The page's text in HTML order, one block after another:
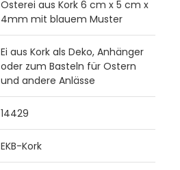
Osterei aus Kork 6 cm x 5 cm x
4mm mit blauem Muster
Ei aus Kork als Deko, Anhänger
oder zum Basteln für Ostern
und andere Anlässe
14429
EKB-Kork